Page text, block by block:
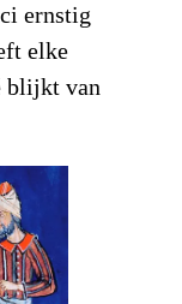
ernstig
elke
blijkt van